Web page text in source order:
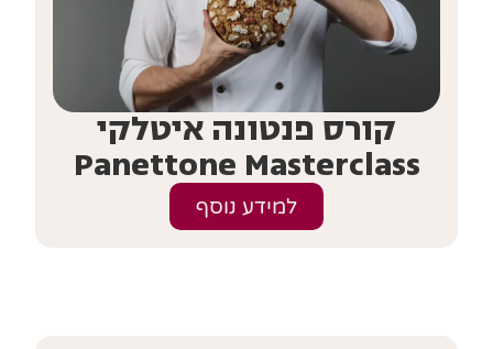
קורס פנטונה איטלקי
Panettone Masterclass
למידע נוסף